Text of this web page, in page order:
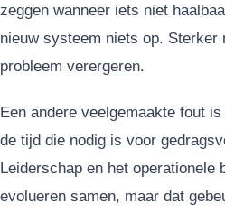
zeggen wanneer iets niet
nieuw systeem niets op. Sterker
probleem verergeren.
Een andere veelgemaakte fout
de tijd die nodig is voor
Leiderschap en het operationele
evolueren samen, maar dat